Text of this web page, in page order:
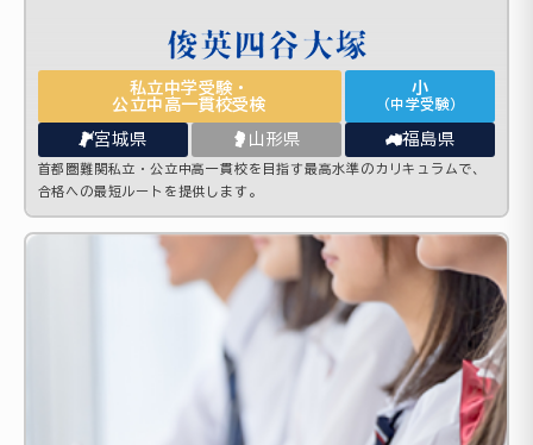
私立中学受験・
公立中高一貫校受検
小
（中学受験）
宮城県 山形県 福島県
首都圏難関私立・公立中高一貫校を目指す最高水準のカリキュラムで、
合格への最短ルートを提供します。